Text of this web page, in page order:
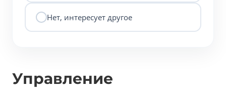
Нет, интересует другое
Управление